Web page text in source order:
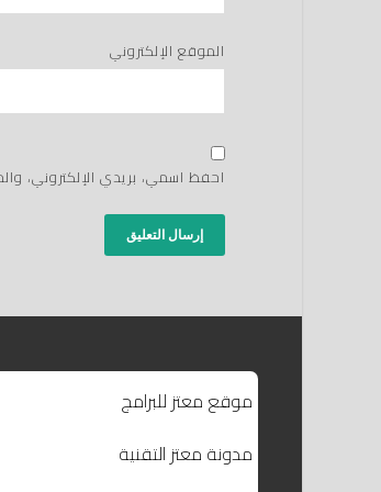
الموقع الإلكتروني
احفظ اسمي، بريدي الإلكتروني،
موقع معتز للبرامج
مدونة معتز التقنية